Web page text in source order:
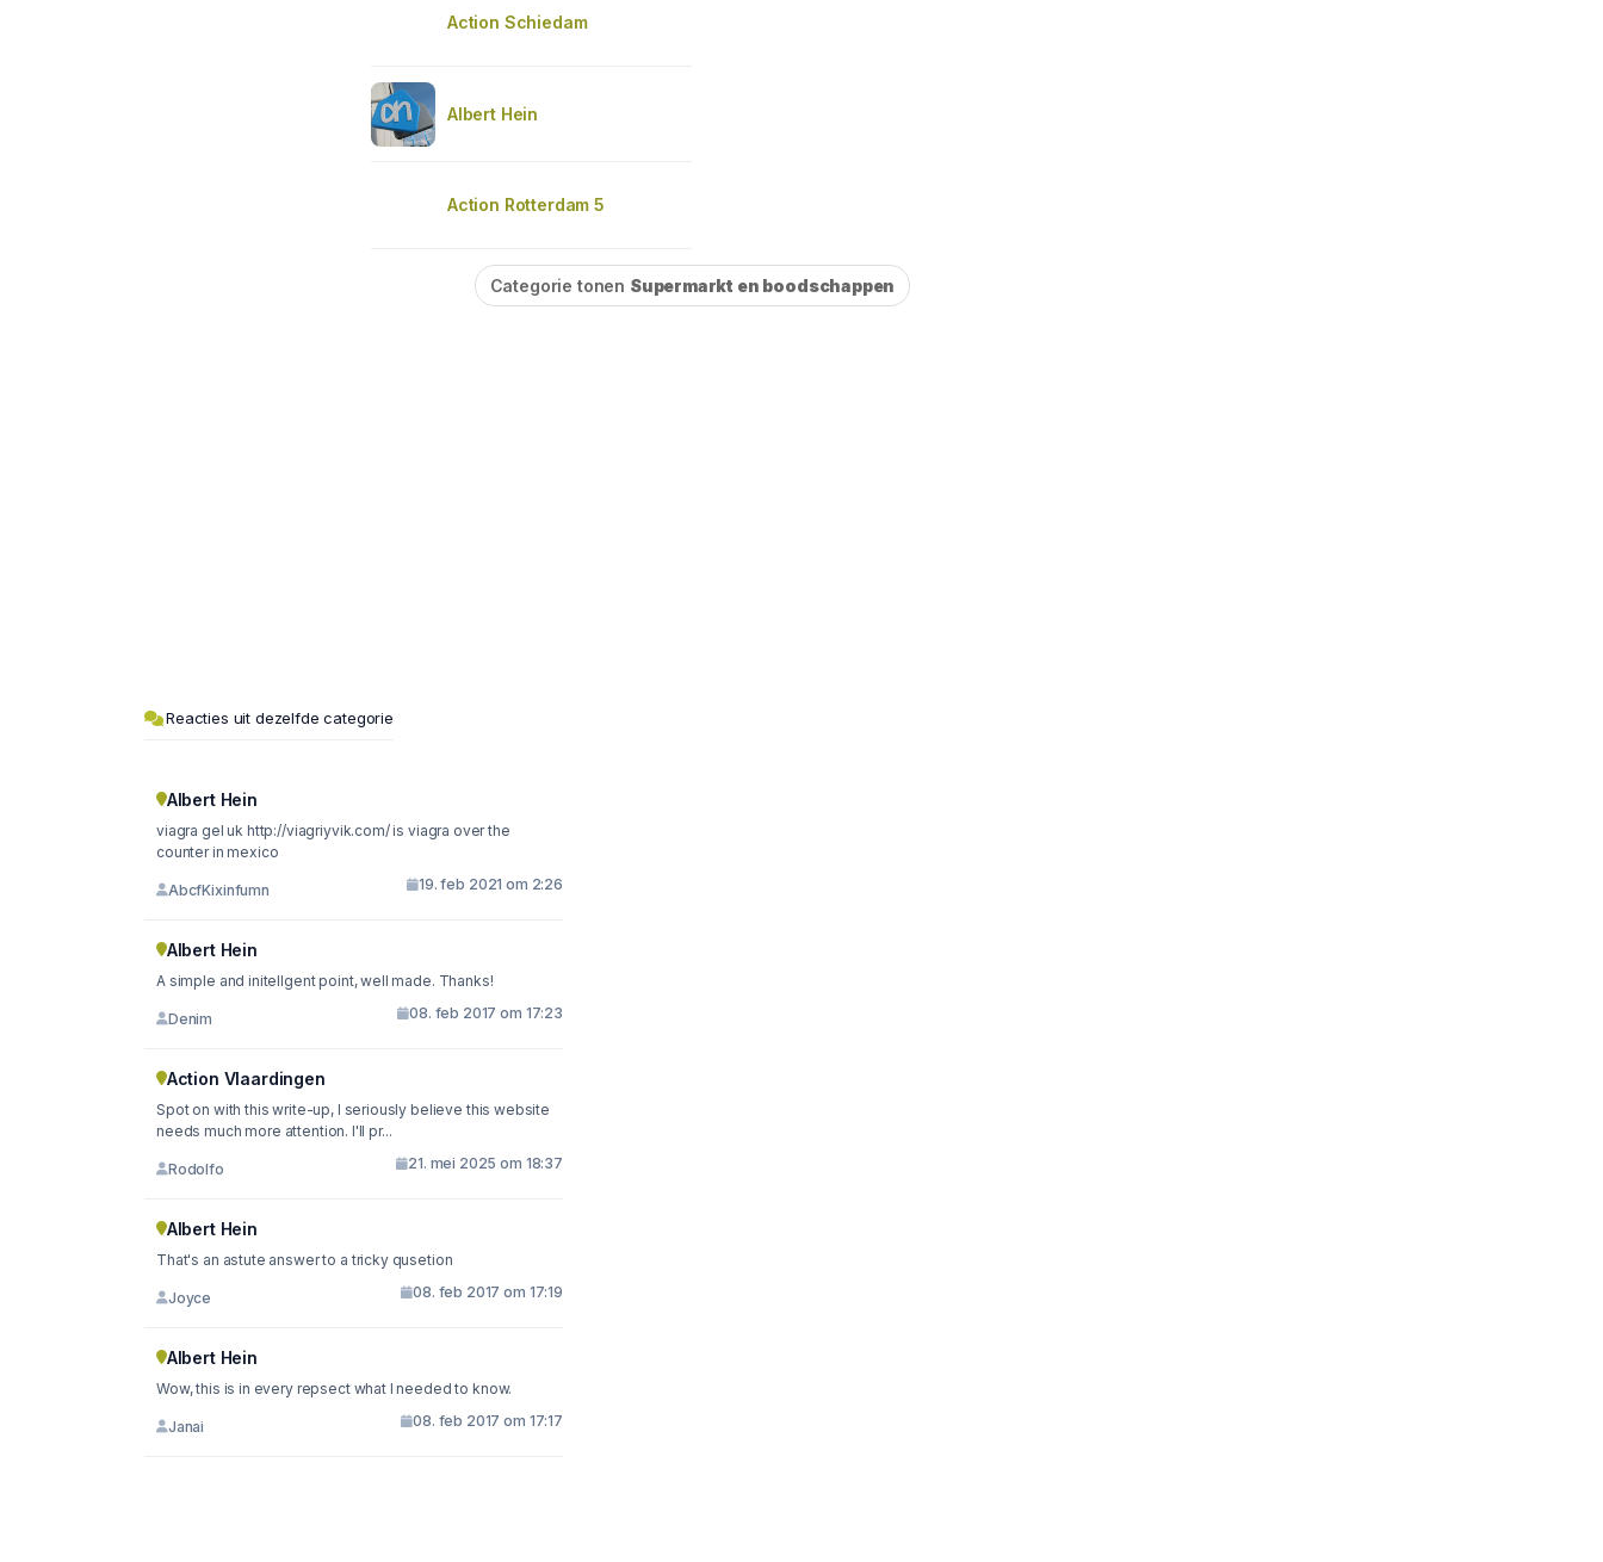
Action Schiedam
Albert Hein
Action Rotterdam 5
Categorie tonen Supermarkt en boodschappen
Reacties uit dezelfde categorie
Albert Hein
viagra gel uk http://viagriyvik.com/ is viagra over the
counter in mexico
AbcfKixinfumn 19. feb 2021 om 2:26
Albert Hein
A simple and initellgent point, well made. Thanks!
Denim 08. feb 2017 om 17:23
Action Vlaardingen
Spot on with this write-up, I seriously believe this website
needs much more attention. I'll pr...
Rodolfo 21. mei 2025 om 18:37
Albert Hein
That's an astute answer to a tricky qusetion
Joyce 08. feb 2017 om 17:19
Albert Hein
Wow, this is in every repsect what I needed to know.
Janai 08. feb 2017 om 17:17